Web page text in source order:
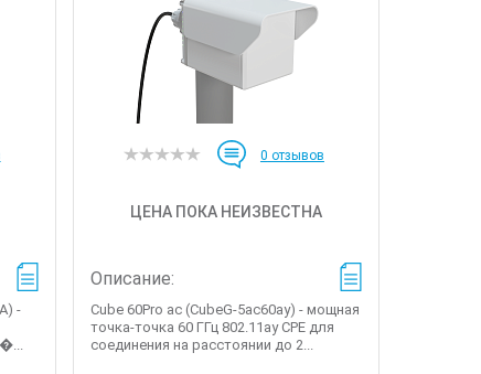
-
0 отзывов
ЦЕНА ПОКА НЕИЗВЕСТНА
Описание:
Cube 60Pro ac (CubeG-5ac60ay) - мощная
точка-точка 60 ГГц 802.11ay CPE для
соединения на расстоянии до 2...